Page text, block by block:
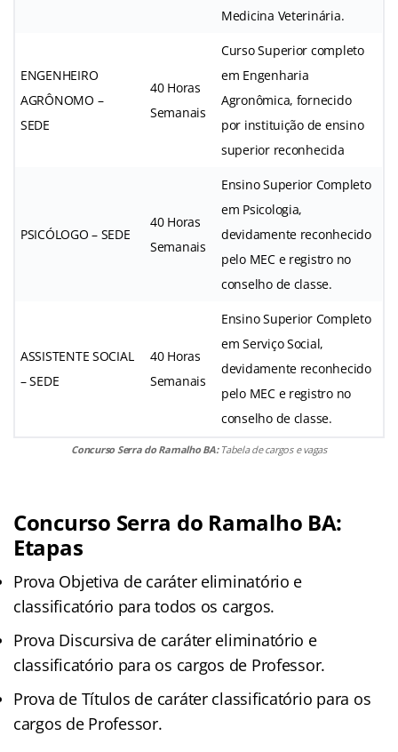
Medicina Veterinária.
ENGENHEIRO
AGRÔNOMO –
SEDE
40 Horas
Semanais
Curso Superior completo
em Engenharia
Agronômica, fornecido
por instituição de ensino
superior reconhecida
PSICÓLOGO – SEDE
40 Horas
Semanais
Ensino Superior Completo
em Psicologia,
devidamente reconhecido
pelo MEC e registro no
conselho de classe.
ASSISTENTE SOCIAL
– SEDE
40 Horas
Semanais
Ensino Superior Completo
em Serviço Social,
devidamente reconhecido
pelo MEC e registro no
conselho de classe.
Concurso Serra do Ramalho BA: Tabela de cargos e vagas
Concurso Serra do Ramalho BA:
Etapas
Prova Objetiva de caráter eliminatório e
classificatório para todos os cargos.
Prova Discursiva de caráter eliminatório e
classificatório para os cargos de Professor.
Prova de Títulos de caráter classificatório para os
cargos de Professor.